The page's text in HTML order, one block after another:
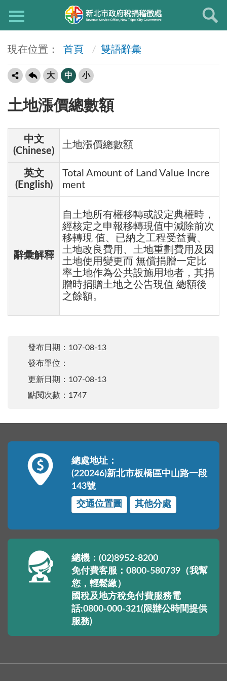
首頁 雙語辭彙
大 中 小
土地漲價總數額
中文
(Chinese)
土地漲價總數額
英文
(English)
Total Amount of Land Value Incre
ment
辭彙解釋
自土地所有權移轉或設定典權時，
經核定之申報移轉現值中減除前次
移轉現 值、已納之工程受益費、
土地改良費用、土地重劃費用及因
土地使用變更而 無償捐贈一定比
率土地作為公共設施用地者，其捐
贈時捐贈土地之公告現值 總額後
之餘額。
發布日期： 107-08-13
發布單位：
更新日期： 107-08-13
點閱次數：1747
總處地址：
(220246)新北市板橋區中山路一段
143號
交通位置圖
其他分處
總機：(02)8952-8200
免付費客服：0800-580739（我幫
您，輕鬆繳）
國稅及地方稅免付費服務電
話:0800-000-321(限辦公時間提供
服務)